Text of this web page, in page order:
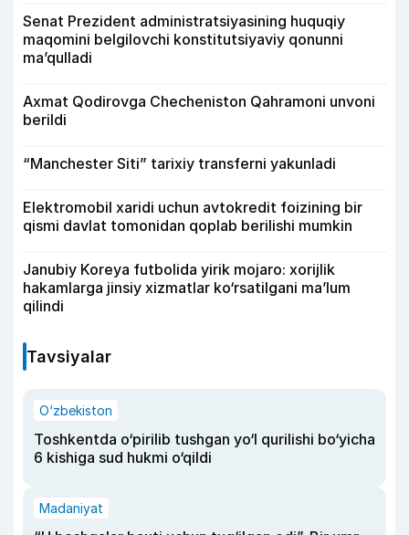
Senat Prezident administratsiyasining huquqiy
maqomini belgilovchi konstitutsiyaviy qonunni
ma’qulladi
Axmat Qodirovga Checheniston Qahramoni unvoni
berildi
“Manchester Siti” tarixiy transferni yakunladi
Elektromobil xaridi uchun avtokredit foizining bir
qismi davlat tomonidan qoplab berilishi mumkin
Janubiy Koreya futbolida yirik mojaro: xorijlik
hakamlarga jinsiy xizmatlar ko‘rsatilgani ma’lum
qilindi
Tavsiyalar
O‘zbekiston
Toshkentda o‘pirilib tushgan yo‘l qurilishi bo‘yicha
6 kishiga sud hukmi o‘qildi
Madaniyat